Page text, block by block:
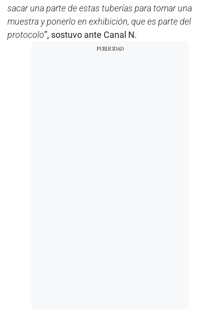
sacar una parte de estas tuberías para tomar una
muestra y ponerlo en exhibición, que es parte del
protocolo”, sostuvo ante Canal N.